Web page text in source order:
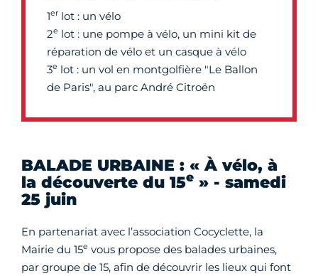
1er lot : un vélo
2e lot : une pompe à vélo, un mini kit de
réparation de vélo et un casque à vélo
3e lot : un vol en montgolfière "Le Ballon
de Paris", au parc André Citroën
BALADE URBAINE : « À vélo, à
la découverte du 15e » - samedi
25 juin
En partenariat avec l’association Cocyclette, la
Mairie du 15e vous propose des balades urbaines,
par groupe de 15, afin de découvrir les lieux qui font